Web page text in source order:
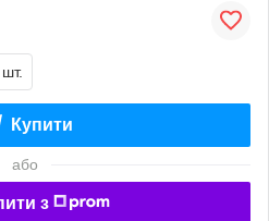
шт.
Купити
або
з